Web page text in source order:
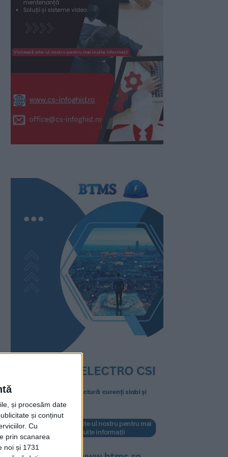
și procesăm date
și conținut
Cu
prin scanarea
noi și 1731